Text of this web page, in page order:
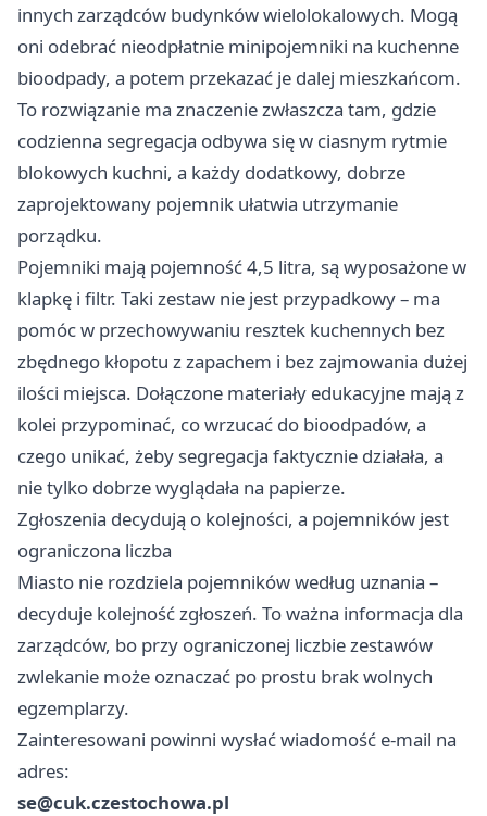
innych zarządców budynków wielolokalowych. Mogą
oni odebrać nieodpłatnie minipojemniki na kuchenne
bioodpady, a potem przekazać je dalej mieszkańcom.
To rozwiązanie ma znaczenie zwłaszcza tam, gdzie
codzienna segregacja odbywa się w ciasnym rytmie
blokowych kuchni, a każdy dodatkowy, dobrze
zaprojektowany pojemnik ułatwia utrzymanie
porządku.
Pojemniki mają pojemność 4,5 litra, są wyposażone w
klapkę i filtr. Taki zestaw nie jest przypadkowy – ma
pomóc w przechowywaniu resztek kuchennych bez
zbędnego kłopotu z zapachem i bez zajmowania dużej
ilości miejsca. Dołączone materiały edukacyjne mają z
kolei przypominać, co wrzucać do bioodpadów, a
czego unikać, żeby segregacja faktycznie działała, a
nie tylko dobrze wyglądała na papierze.
Zgłoszenia decydują o kolejności, a pojemników jest
ograniczona liczba
Miasto nie rozdziela pojemników według uznania –
decyduje kolejność zgłoszeń. To ważna informacja dla
zarządców, bo przy ograniczonej liczbie zestawów
zwlekanie może oznaczać po prostu brak wolnych
egzemplarzy.
Zainteresowani powinni wysłać wiadomość e-mail na
adres:
se@cuk.czestochowa.pl